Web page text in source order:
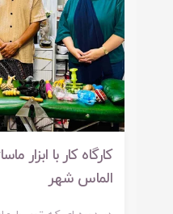
کارگاه کار با ابزار
الماس شهر